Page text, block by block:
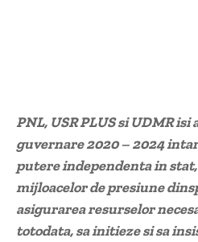
PNL, USR PLUS si UDMR
guvernare 2020 – 2024
putere independenta in
mijloacelor de presiune
asigurarea resurselor
totodata, sa initieze si sa